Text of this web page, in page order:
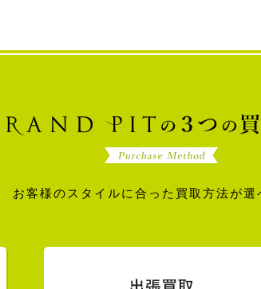
お客様のスタイルに合った買取方法が選